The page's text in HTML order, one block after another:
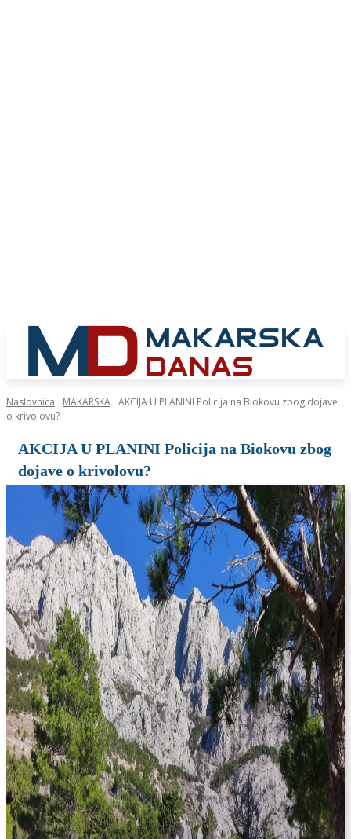
Naslovnica MAKARSKA AKCIJA U PLANINI Policija na Biokovu zbog dojave
o krivolovu?
AKCIJA U PLANINI Policija na Biokovu zbog
dojave o krivolovu?